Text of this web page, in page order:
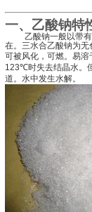
一、乙酸钠特
乙酸钠一般以带
在。三水合乙酸钠为
可被风化，可燃。易
123℃时失去结晶水。
道。水中发生水解。